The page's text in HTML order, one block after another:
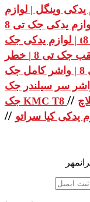
وینگل | لوازم
لوازم یدکی جک تی 8
جک KMC T8 //
//